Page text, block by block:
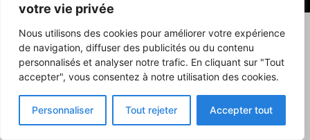
votre vie privée
Nous utilisons des cookies pour améliorer votre expérience
de navigation, diffuser des publicités ou du contenu
personnalisés et analyser notre trafic. En cliquant sur "Tout
accepter", vous consentez à notre utilisation des cookies.
Personnaliser Tout rejeter Accepter tout